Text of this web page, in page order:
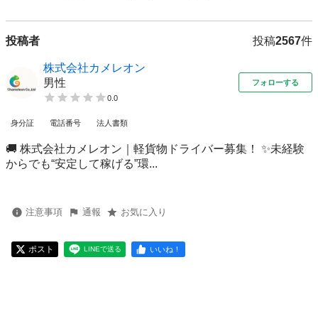
投稿者 投稿2567件
株式会社カメレオン
男性
0.0
フォローする
身分証 電話番号 法人書類
🚚 株式会社カメレオン｜軽貨物ドライバー募集！ ✨未経験
からでも“安定して稼げる”環...
注意事項 通報 お気に入り
ポスト LINEで送る いいね！